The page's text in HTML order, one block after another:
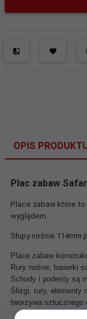
OPIS
Plac zabaw
Place zabaw które
wyglądem.
Słupy nośnie
Place zabaw
Rury nośne, barierki
Schody i podesty są
Ślizgi, rury, elementy
tworzywa sztucznego